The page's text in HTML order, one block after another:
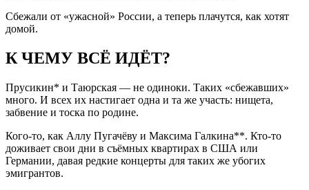
Сбежали от «ужасной» России, а теперь плачутся, как хотят
домой.
К ЧЕМУ ВСЁ ИДЁТ?
Прусикин* и Таюрская — не одиноки. Таких «сбежавших»
много. И всех их настигает одна и та же участь: нищета,
забвение и тоска по родине.
Кого-то, как Аллу Пугачёву и Максима Галкина**. Кто-то
доживает свои дни в съёмных квартирах в США или
Германии, давая редкие концерты для таких же убогих
эмигрантов.